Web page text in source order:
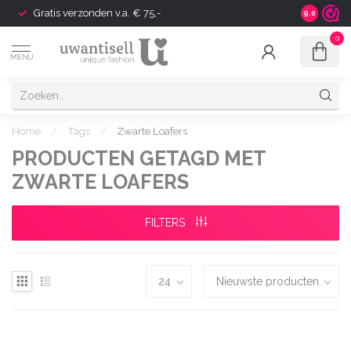
Gratis verzonden v.a. € 75,- Shipping
9.0
MENU
0
Home / Tags / Zwarte Loafers
PRODUCTEN GETAGD MET
ZWARTE LOAFERS
FILTERS